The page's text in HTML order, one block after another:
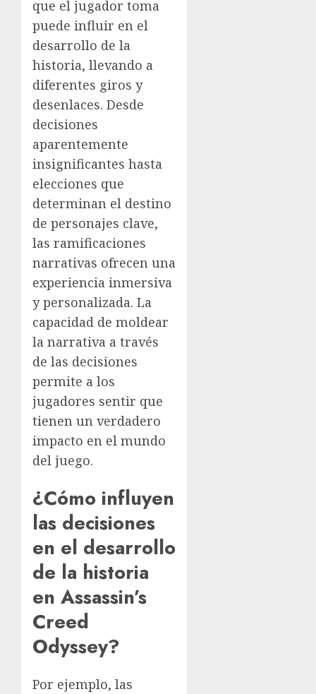
que el jugador toma
puede influir en el
desarrollo de la
historia, llevando a
diferentes giros y
desenlaces. Desde
decisiones
aparentemente
insignificantes hasta
elecciones que
determinan el destino
de personajes clave,
las ramificaciones
narrativas ofrecen una
experiencia inmersiva
y personalizada. La
capacidad de moldear
la narrativa a través
de las decisiones
permite a los
jugadores sentir que
tienen un verdadero
impacto en el mundo
del juego.
¿Cómo influyen
las decisiones
en el desarrollo
de la historia
en Assassin’s
Creed
Odyssey?
Por ejemplo, las